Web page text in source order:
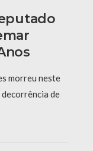
morreu neste
decorrência de